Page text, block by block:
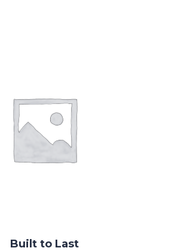
Built to Last